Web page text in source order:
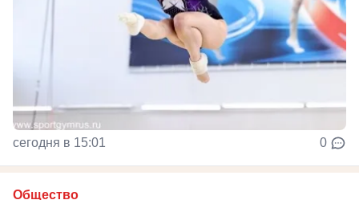
сегодня в 15:01 0
Общество